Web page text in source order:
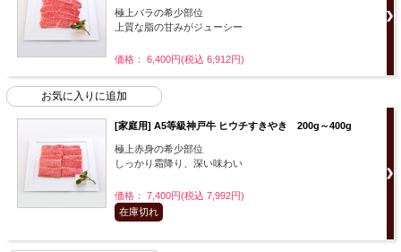
極上バラの希少部位
上質な脂の甘みがジューシー
価格： 6,400円(税込 6,912円)
[家庭用] A5等級神戸牛 ヒウチすきやき 200g～400g
極上赤身の希少部位
しっかり霜降り、深い味わい
価格： 7,400円(税込 7,992円)
在庫切れ